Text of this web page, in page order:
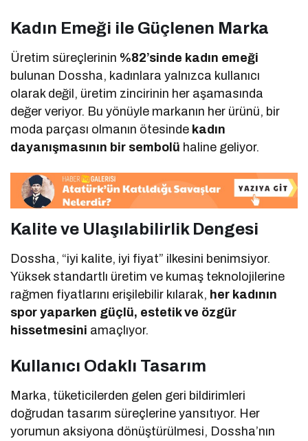
Kadın Emeği ile Güçlenen Marka
Üretim süreçlerinin %82’sinde kadın emeği
bulunan Dossha, kadınlara yalnızca kullanıcı
olarak değil, üretim zincirinin her aşamasında
değer veriyor. Bu yönüyle markanın her ürünü, bir
moda parçası olmanın ötesinde kadın
dayanışmasının bir sembolü haline geliyor.
Kalite ve Ulaşılabilirlik Dengesi
Dossha, “iyi kalite, iyi fiyat” ilkesini benimsiyor.
Yüksek standartlı üretim ve kumaş teknolojilerine
rağmen fiyatlarını erişilebilir kılarak, her kadının
spor yaparken güçlü, estetik ve özgür
hissetmesini amaçlıyor.
Kullanıcı Odaklı Tasarım
Marka, tüketicilerden gelen geri bildirimleri
doğrudan tasarım süreçlerine yansıtıyor. Her
yorumun aksiyona dönüştürülmesi, Dossha’nın